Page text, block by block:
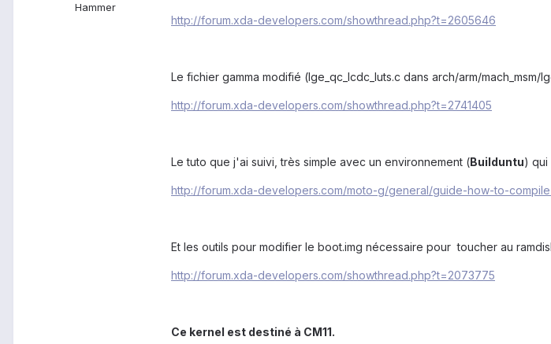
Hammer
http://forum.xda-developers.com/showthread.php?t=2605646
Le fichier gamma modifié (lge_qc_lcdc_luts.c dans arch/arm/mach_msm/
http://forum.xda-developers.com/showthread.php?t=2741405
Le tuto que j'ai suivi, très simple avec un environnement (Builduntu) qui
http://forum.xda-developers.com/moto-g/general/guide-how-to-
Et les outils pour modifier le boot.img nécessaire pour toucher au
http://forum.xda-developers.com/showthread.php?t=2073775
Ce kernel est destiné à CM11.